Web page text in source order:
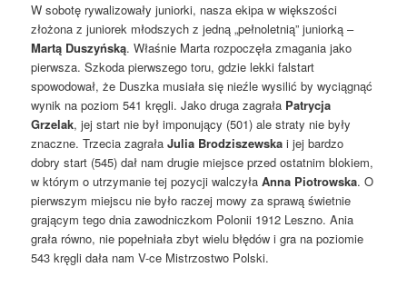
W sobotę rywalizowały juniorki, nasza ekipa w większości
złożona z juniorek młodszych z jedną „pełnoletnią” juniorką –
Martą Duszyńską. Właśnie Marta rozpoczęła zmagania jako
pierwsza. Szkoda pierwszego toru, gdzie lekki falstart
spowodował, że Duszka musiała się nieźle wysilić by wyciągnąć
wynik na poziom 541 kręgli. Jako druga zagrała Patrycja
Grzelak, jej start nie był imponujący (501) ale straty nie były
znaczne. Trzecia zagrałaJulia Brodziszewska i jej bardzo
dobry start (545) dał nam drugie miejsce przed ostatnim blokiem,
w którym o utrzymanie tej pozycji walczyłaAnna Piotrowska. O
pierwszym miejscu nie było raczej mowy za sprawą świetnie
grającym tego dnia zawodniczkom Polonii 1912 Leszno. Ania
grała równo, nie popełniała zbyt wielu błędów i gra na poziomie
543 kręgli dała nam V-ce Mistrzostwo Polski.